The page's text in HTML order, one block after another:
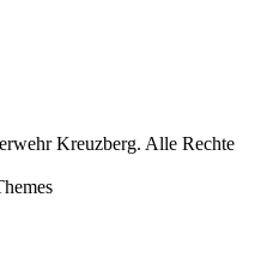
Kreuzberg. Alle Rechte